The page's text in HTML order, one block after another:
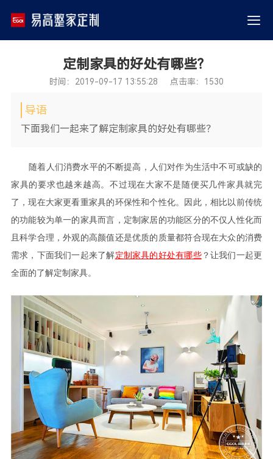
定制家具的好处有哪些？
时间：2019-09-17 13:55:28 点击率：1530
导语
下面我们一起来了解定制家具的好处有哪些？
随着人们消费水平的不断提高，人们对作为生活中不可或缺的
家具的要求也越来越高。不过现在大家不是随便买几件家具就完
了，现在大家更看重家具的环保性和个性化。因此，相比以前传统
的功能较为单一的家具而言，定制家居的功能区分的不仅人性化而
且科学合理，外观的高颜值还是优质的质量都符合现在大众的消费
需求，下面我们一起来了解定制家具的好处有哪些？让我们一起更
全面的了解定制家具。